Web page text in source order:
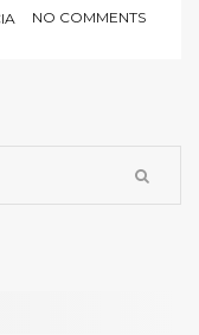
NO COMMENTS